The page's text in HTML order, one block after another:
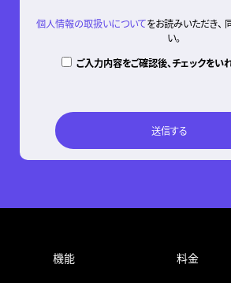
個人情報の取扱いについてをお読みいただき、
い。
ご入力内容をご確認後、チェックをい
機能 料金